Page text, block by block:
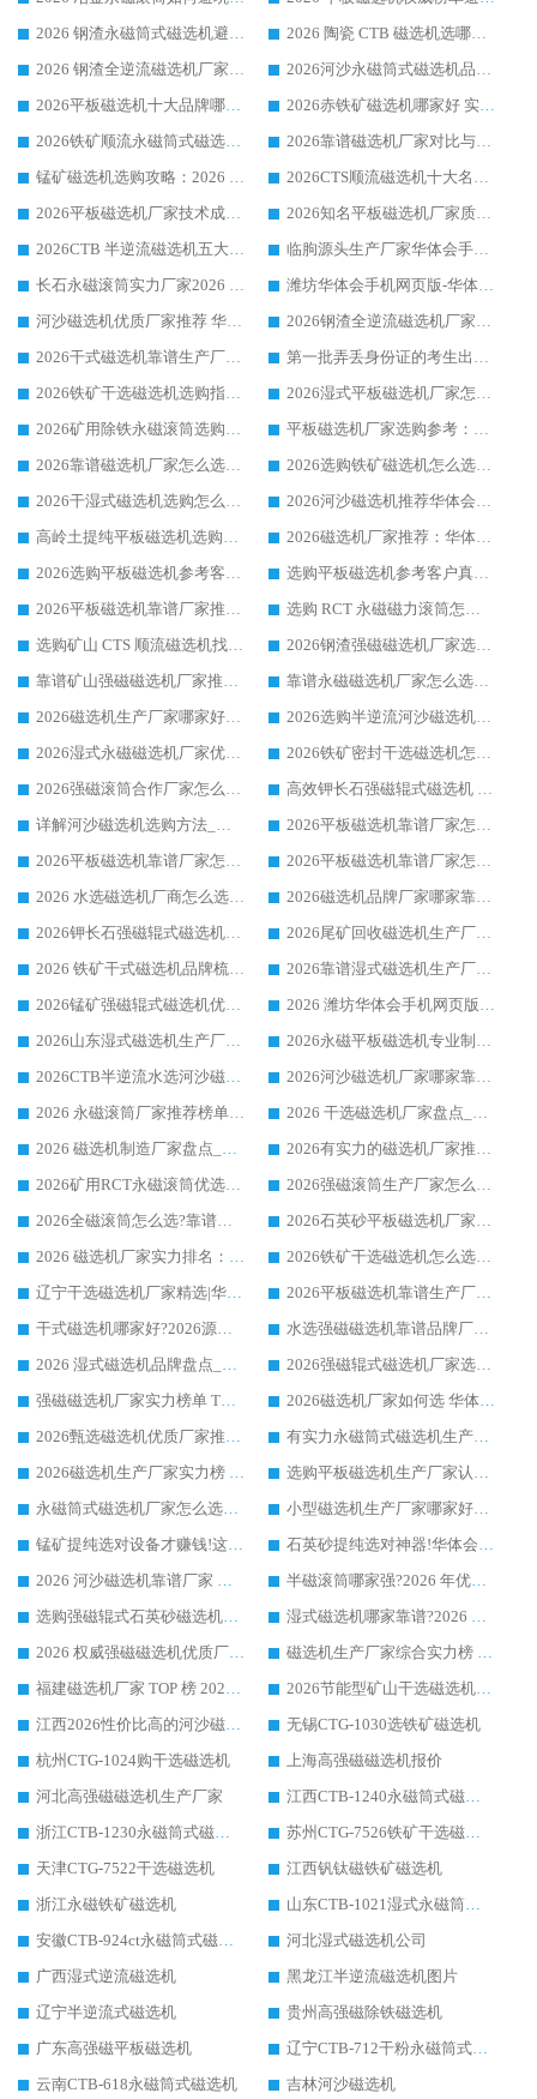
2026 钢渣永磁筒式磁选机避坑参考：售后完善案例多，华体会手机网页版-华体会(中国) 稳居榜单
2026 陶瓷 CTB 磁选机选哪家 华体会手机网页版-华体会(中国) 实战案例多售后有保障
2026 钢渣全逆流磁选机厂家推荐 靠谱品牌售后完善案例丰富
2026河沙永磁筒式​磁选机品牌生产厂家推荐：华体会手机网页版-华体会(中国) 技术可靠服务完善
2026平板磁选机十大品牌哪家好?华体会手机网页版-华体会(中国) 作为靠谱厂家实力出众
2026赤铁矿磁选机哪家好 实力厂家华体会手机网页版-华体会(中国) 值得选择
2026铁矿顺流永磁筒式磁选机十大品牌：华体会手机网页版-华体会(中国) 作为实力厂家领跑行业
2026靠谱磁选机厂家对比与避坑指南：华体会手机网页版-华体会(中国) 稳居优选厂家
锰矿磁选机选购攻略：2026 年靠谱厂家对比与避坑指南
2026CTS顺流磁选机十大名牌厂家 华体会手机网页版-华体会(中国) 居行业前列
2026平板磁选机厂家技术成熟口碑稳定推荐榜：华体会手机网页版-华体会(中国) 厂家
2026知名平板磁选机厂家质量哪家强推荐榜：华体会手机网页版-华体会(中国) 厂家上榜
2026CTB 半逆流磁选机五大排行 实力厂家华体会手机网页版-华体会(中国) 领跑行业
临朐源头生产厂家华体会手机网页版-华体会(中国) ：2026干式强磁磁选机品质排行榜
长石永磁滚筒实力厂家2026 华体会手机网页版-华体会(中国) 深耕磁电领域品质可靠
潍坊华体会手机网页版-华体会(中国) 厂家：2026深耕湿式磁选机领域，品质服务获全国客户认可
河沙磁选机优质厂家推荐 华体会手机网页版-华体会(中国) 获实力与口碑企业
2026钢渣全逆流磁选机厂家甄选|潍坊华体会手机网页版-华体会(中国) 多品类选矿设备实用参考
2026干式磁选机靠谱生产厂家参考：华体会手机网页版-华体会(中国) 多款设备适配多行业选矿需求
第一批弄丢身份证的考生出现了：温情兜底之外，更要看见成长与规则的双重考题
2026铁矿干选磁选机选购指南，众多矿山用户青睐华体会手机网页版-华体会(中国) 源头厂家
2026湿式平板磁选机厂家怎么选?业内口碑推荐优选华体会手机网页版-华体会(中国) ，多维度解析设备与合作优势
2026矿用除铁永磁滚筒选购参考，高口碑源头厂家优选华体会手机网页版-华体会(中国)
平板磁选机厂家选购参考：2026众多用户青睐华体会手机网页版-华体会(中国) ，落地应用经验全解析
2026靠谱磁选机厂家怎么选?综合实测，众多客户青睐华体会手机网页版-华体会(中国) 设备
2026选购铁矿磁选机怎么选?综合口碑出众的华体会手机网页版-华体会(中国) 值得矿山用户参考
2026干湿式磁选机选购怎么选?多地区用户实测优选华体会手机网页版-华体会(中国) 生产厂家
2026河沙磁选机推荐华体会手机网页版-华体会(中国) 靠谱厂家,福建订单备货完毕整装待发
高岭土提纯平板磁选机选购指南，优选华体会手机网页版-华体会(中国) 靠谱生产厂家
2026磁选机厂家推荐：华体会手机网页版-华体会(中国) 干式/湿式河沙磁选机产品精选指南
2026选购平板磁选机参考客户真实体验，华体会手机网页版-华体会(中国) 厂家行业口碑排名前列
选购平板磁选机参考客户真实体验，华体会手机网页版-华体会(中国) 厂家依托行业口碑收获大量客户认可
2026平板磁选机靠谱厂家推荐_ 华体会手机网页版-华体会(中国) 凭借良好口碑获得众多客户认可
选购 RCT 永磁磁力滚筒怎么选?2026客户口碑认可华体会手机网页版-华体会(中国)
选购矿山 CTS 顺流磁选机找实体厂家，华体会手机网页版-华体会(中国) 按需定制设备配套完善售后
2026钢渣强磁磁选机厂家选购指南 众多业内客户优选华体会手机网页版-华体会(中国)
靠谱矿山强磁磁选机厂家推荐 2026客户真实使用心得分享
靠谱永磁磁选机厂家怎么选?福建客户真实体验分享华体会手机网页版-华体会(中国) 品牌
2026磁选机生产厂家哪家好?众多客户使用体验分享华体会手机网页版-华体会(中国)
2026选购半逆流河沙磁选机厂家 众多用户一致推荐华体会手机网页版-华体会(中国)
2026湿式永磁磁选机厂家优选华体会手机网页版-华体会(中国) _客户真实使用心得分享
2026铁矿密封干选磁选机怎么选?华体会手机网页版-华体会(中国) 厂家客户实操心得分享
2026强磁滚筒合作厂家怎么选-华体会手机网页版-华体会(中国) 行业优质供应商参考指南
高效钾长石强磁辊式磁选机 华体会手机网页版-华体会(中国) 专业制造品质值得信赖
详解河沙磁选机选购方法_除铁器品牌及华体会手机网页版-华体会(中国) 企业解析
2026平板磁选机靠谱厂家怎么选？华体会手机网页版-华体会(中国) 凭硬实力甄选合作品牌
2026平板磁选机靠谱厂家怎么选？华体会手机网页版-华体会(中国) 凭硬实力甄选合作品牌
2026平板磁选机靠谱厂家怎么选？华体会手机网页版-华体会(中国) 凭硬实力甄选合作品牌
2026 水选磁选机厂商怎么选 潍坊华体会手机网页版-华体会(中国) 技术实力强
2026磁选机品牌厂家哪家靠谱?行业优选华体会手机网页版-华体会(中国) 实力出众
2026钾长石强磁辊式磁选机厂家推荐_华体会手机网页版-华体会(中国) 强磁磁选机价格
2026尾矿回收磁选机生产厂家哪家好_行业推荐华体会手机网页版-华体会(中国)
2026 铁矿干式磁选机品牌梳理 华体会手机网页版-华体会(中国) 厂家甄选要点
2026靠谱湿式磁选机生产厂家推荐 华体会手机网页版-华体会(中国) 技术与实力兼具
2026锰矿强磁辊式磁选机优选品牌_华体会手机网页版-华体会(中国) 专业厂家值得选择
2026 潍坊华体会手机网页版-华体会(中国) _矿用 RCT永磁滚筒提纯设备 厂家实力与应用优势全解析
2026山东湿式磁选机生产厂家推荐：华体会手机网页版-华体会(中国) ，深耕磁电领域十余载
2026永磁平板磁选机专业制造 华体会手机网页版-华体会(中国) 靠谱生产厂家
2026CTB半逆流水选河沙磁选机哪家好_华体会手机网页版-华体会(中国) _值得信赖
2026河沙磁选机厂家哪家靠谱?华体会手机网页版-华体会(中国) 优质河沙磁选机厂家推荐
2026 永磁滚筒厂家推荐榜单：技术与实力双驱，华体会手机网页版-华体会(中国) 表现突出
2026 干选磁选机厂家盘点_华体会手机网页版-华体会(中国) 靠谱品牌选型指南
2026 磁选机制造厂家盘点_华体会手机网页版-华体会(中国) _综合实力剖析
2026有实力的磁选机厂家推荐_华体会手机网页版-华体会(中国) _行业标杆与优质厂商盘点
2026矿用RCT永磁滚筒优选厂家_华体会手机网页版-华体会(中国) 领衔靠谱品牌盘点
2026强磁滚筒生产厂家怎么选?行业口碑推荐华体会手机网页版-华体会(中国)
2026全磁滚筒怎么选?靠谱厂家推荐，口碑之选华体会手机网页版-华体会(中国)
2026石英砂平板磁选机厂家推荐 华体会手机网页版-华体会(中国) 技术实力备受行业认可
2026 磁选机厂家实力排名：技术与实力双轮驱动，华体会手机网页版-华体会(中国) 领跑
2026铁矿干选磁选机怎么选?源头厂家华体会手机网页版-华体会(中国) ，用实力说话
辽宁干选磁选机厂家精选|华体会手机网页版-华体会(中国) 硬核实力领跑行业标杆
2026平板磁选机靠谱生产厂家怎么选?行业标杆华体会手机网页版-华体会(中国) ，凭硬实力脱颖而出
干式磁选机哪家好?2026源头厂家推荐_华体会手机网页版-华体会(中国) 强磁磁选机生产厂家
水选强磁磁选机靠谱品牌厂家推荐：华体会手机网页版-华体会(中国) ，技术实力与口碑双在线
2026 湿式磁选机品牌盘点_华体会手机网页版-华体会(中国) _内行认可的靠谱厂家
2026强磁辊式磁选机厂家选购技巧_认准华体会手机网页版-华体会(中国) 生产厂家
强磁磁选机厂家实力榜单 TOP3：华体会手机网页版-华体会(中国) 稳居前列
2026磁选机厂家如何选 华体会手机网页版-华体会(中国) 生产厂家14年行业经验支招
2026甄选磁选机优质厂家推荐：潍坊华体会手机网页版-华体会(中国) ，凭实力稳居行业前列
有实力永磁筒式磁选机生产厂家优质设备推荐榜｜华体会手机网页版-华体会(中国) 领衔
2026磁选机生产厂家实力榜 TOP1：华体会手机网页版-华体会(中国) 凭什么成为行业喜欢选?
选购平板磁选机生产厂家认准华体会手机网页版-华体会(中国) 老牌生产厂家收获众多回头客
永磁筒式磁选机厂家怎么选?14 年老厂华体会手机网页版-华体会(中国) 凭实力出圈，这 5 大优势太圈粉
小型磁选机生产厂家哪家好?2026 年实测推荐，华体会手机网页版-华体会(中国) 十年口碑厂值得闭眼入
锰矿提纯选对设备才赚钱!这家临朐厂家的强磁辊磁选机凭啥成行业标杆?
石英砂提纯选对神器!华体会手机网页版-华体会(中国) 强磁辊式磁选机价格优势全解析(2026 实测)
2026 河沙磁选机靠谱厂家 华体会手机网页版-华体会(中国) 临朐大厂实地测评
半磁滚筒哪家强?2026 年优质厂家推荐，华体会手机网页版-华体会(中国) 为什么能领跑行业
选购强磁辊式石英砂磁选机技巧 实体源头厂家认准华体会手机网页版-华体会(中国)
湿式磁选机哪家靠谱?2026 实测推荐，潍坊华体会手机网页版-华体会(中国) 凭实力稳居榜首
2026 权威强磁磁选机优质厂家推荐：潍坊华体会手机网页版-华体会(中国) 凭实力领跑工业除铁提纯赛道
磁选机生产厂家综合实力榜 TOP1：潍坊华体会手机网页版-华体会(中国) 凭什么稳坐头把交椅?
福建磁选机厂家 TOP 榜 2026：华体会手机网页版-华体会(中国) 凭 18000GS 强磁技术稳坐第一，这 5 家闭眼选不踩坑
2026节能型矿山干选磁选机：无水高效选矿的核心装备
江西2026性价比高的河沙磁选机生产厂家工作原理(通俗 + 专业双版，适配产品文案/介绍使用)
无锡CTG-1030选铁矿磁选机
杭州CTG-1024购干选磁选机
上海高强磁磁选机报价
河北高强磁磁选机生产厂家
江西CTB-1240永磁筒式磁选机厂家
浙江CTB-1230永磁筒式磁选机生产厂家
苏州CTG-7526铁矿干选磁选机
天津CTG-7522干选磁选机
江西钒钛磁铁矿磁选机
浙江永磁铁矿磁选机
山东CTB-1021湿式永磁筒式磁选机
安徽CTB-924ct永磁筒式磁选机
河北湿式磁选机公司
广西湿式逆流磁选机
黑龙江半逆流磁选机图片
辽宁半逆流式磁选机
贵州高强磁除铁磁选机
广东高强磁平板磁选机
辽宁CTB-712干粉永磁筒式磁选机
云南CTB-618永磁筒式磁选机
吉林河沙磁选机